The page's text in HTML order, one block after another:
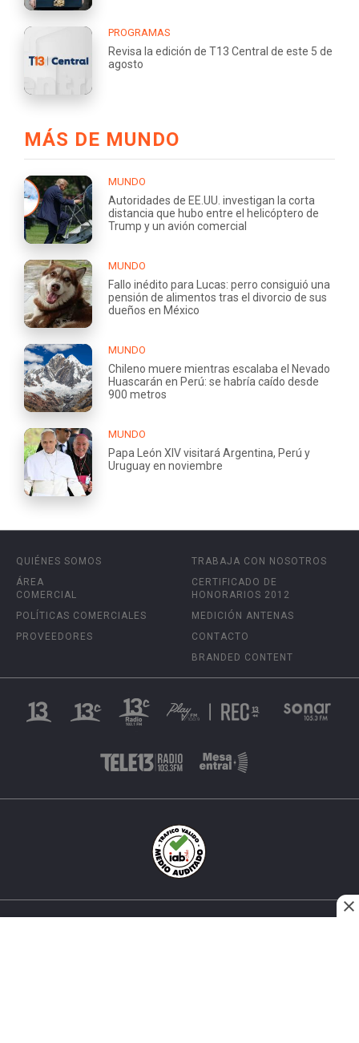
PROGRAMAS
Revisa la edición de T13 Central de este 5 de
agosto
MÁS DE MUNDO
MUNDO
Autoridades de EE.UU. investigan la corta
distancia que hubo entre el helicóptero de
Trump y un avión comercial
MUNDO
Fallo inédito para Lucas: perro consiguió una
pensión de alimentos tras el divorcio de sus
dueños en México
MUNDO
Chileno muere mientras escalaba el Nevado
Huascarán en Perú: se habría caído desde
900 metros
MUNDO
Papa León XIV visitará Argentina, Perú y
Uruguay en noviembre
QUIÉNES SOMOS
ÁREA
COMERCIAL
POLÍTICAS COMERCIALES
PROVEEDORES
TRABAJA CON NOSOTROS
CERTIFICADO DE
HONORARIOS 2012
MEDICIÓN ANTENAS
CONTACTO
BRANDED CONTENT